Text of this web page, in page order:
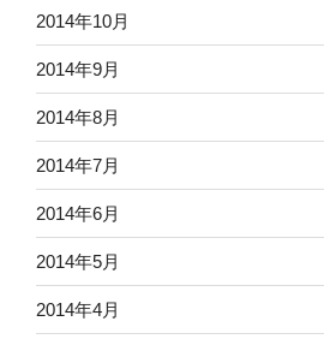
2014年10月
2014年9月
2014年8月
2014年7月
2014年6月
2014年5月
2014年4月